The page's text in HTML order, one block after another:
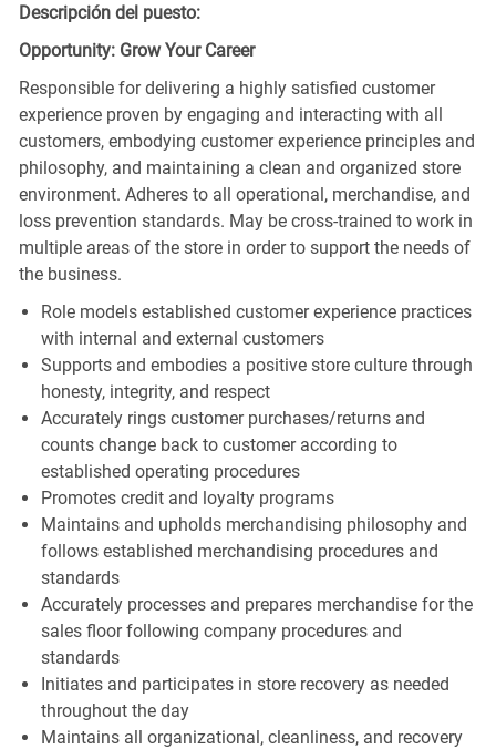
Descripción del puesto:
Opportunity: Grow Your Career
Responsible for delivering a highly satisfied customer
experience proven by engaging and interacting with all
customers, embodying customer experience principles and
philosophy, and maintaining a clean and organized store
environment. Adheres to all operational, merchandise, and
loss prevention standards. May be cross-trained to work in
multiple areas of the store in order to support the needs of
the business.
Role models established customer experience practices
with internal and external customers
Supports and embodies a positive store culture through
honesty, integrity, and respect
Accurately rings customer purchases/returns and
counts change back to customer according to
established operating procedures
Promotes credit and loyalty programs
Maintains and upholds merchandising philosophy and
follows established merchandising procedures and
standards
Accurately processes and prepares merchandise for the
sales floor following company procedures and
standards
Initiates and participates in store recovery as needed
throughout the day
Maintains all organizational, cleanliness, and recovery